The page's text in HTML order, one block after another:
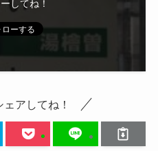
してね！
アしてね！